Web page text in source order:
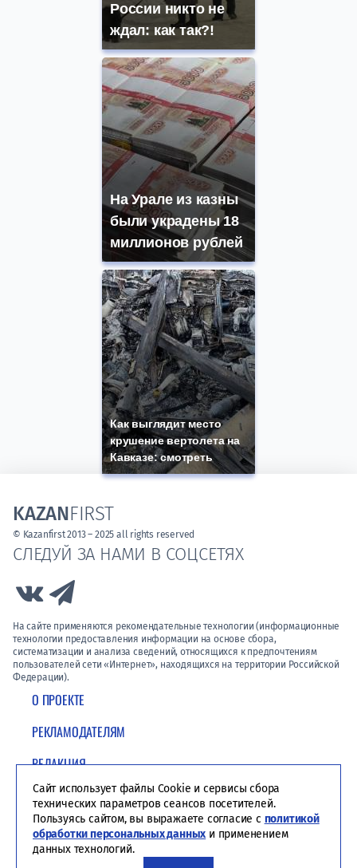
России никто не
ждал: как так?!
На Урале из казны
были украдены 18
миллионов рублей
Как выглядит место
крушение вертолета на
Кавказе: смотреть
О ПРОЕКТЕ
РЕКЛАМОДАТЕЛЯМ
РЕДАКЦИЯ
ПОЛИТИКА КОНФИДЕНЦИАЛЬНОСТИ
СЛЕДУЙ ЗА НАМИ В СОЦСЕТЯХ
Link to Vk
На сайте применяются рекомендательные технологии (информационные
технологии предоставления информации на основе сбора,
систематизации и анализа сведений, относящихся к предпочтениям
пользователей сети «Интернет», находящихся на территории Российской
Федерации).
KAZANFIRST
© Kazanfirst 2013 – 2025 all rights reserved
Сайт использует файлы Cookie и сервисы сбора
технических параметров сеансов посетителей.
Пользуясь сайтом, вы выражаете согласие с политикой
обработки персональных данных и применением
данных технологий.